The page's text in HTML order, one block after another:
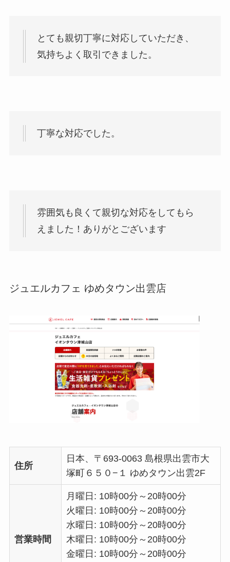
とても親切丁寧に対応していただき、
気持ちよく取引できました。
丁寧な対応でした。
雰囲気も良くて親切な対応をしてもら
えました！ありがとございます
ジュエルカフェ ゆめタウン出雲店
住所
日本、〒693-0063 島根県出雲市大
塚町６５０−１ ゆめタウン出雲2F
営業時間
月曜日: 10時00分～20時00分
火曜日: 10時00分～20時00分
水曜日: 10時00分～20時00分
木曜日: 10時00分～20時00分
金曜日: 10時00分～20時00分